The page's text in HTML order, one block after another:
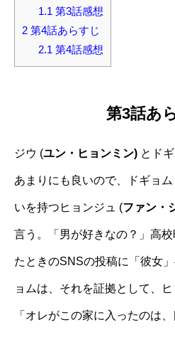
1.1 第3話感想
2 第4話あらすじ
2.1 第4話感想
第3話あ
ジウ (ユン・ヒョンミン) とド
あまりにも良いので、ドギョ
いを持つヒョンジュ (ファン・
言う。「男が好きなの？」高
たときのSNSの投稿に「彼女
ョムは、それを証拠として、ヒ
「オレがこの家に入ったのは